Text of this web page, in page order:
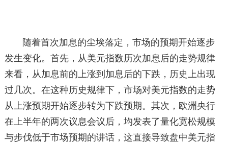
随着首次加息的尘埃落定，市场的预期开始逐步
发生变化。首先，从美元指数历次加息后的走势规律
来看，从加息前的上涨到加息后的下跌，历史上出现
过几次。在这种历史规律下，市场对美元指数的走势
从上涨预期开始逐步转为下跌预期。其次，欧洲央行
在上半年的两次议息会议后，均发表了量化宽松规模
与步伐低于市场预期的讲话，这直接导致盘中美元指